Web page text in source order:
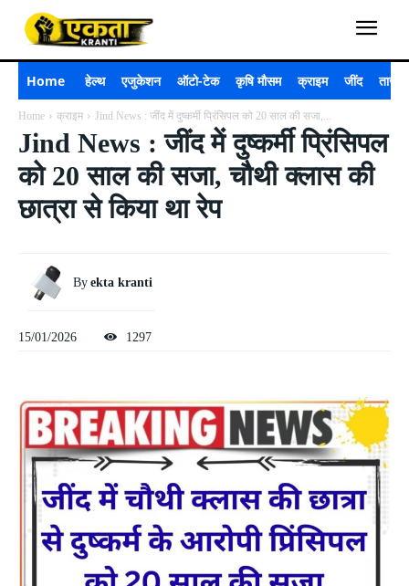
Home हेल्थ एजुकेशन ऑटो-टेक कृषि मौसम क्राइम जींद ताजा
Home क्राइम Jind News : जींद में दुष्कर्मी प्रिंसिपल को 20 साल की सजा,...
Jind News : जींद में दुष्कर्मी प्रिंसिपल
को 20 साल की सजा, चौथी क्लास की
छात्रा से किया था रेप
By ekta kranti
15/01/2026 1297